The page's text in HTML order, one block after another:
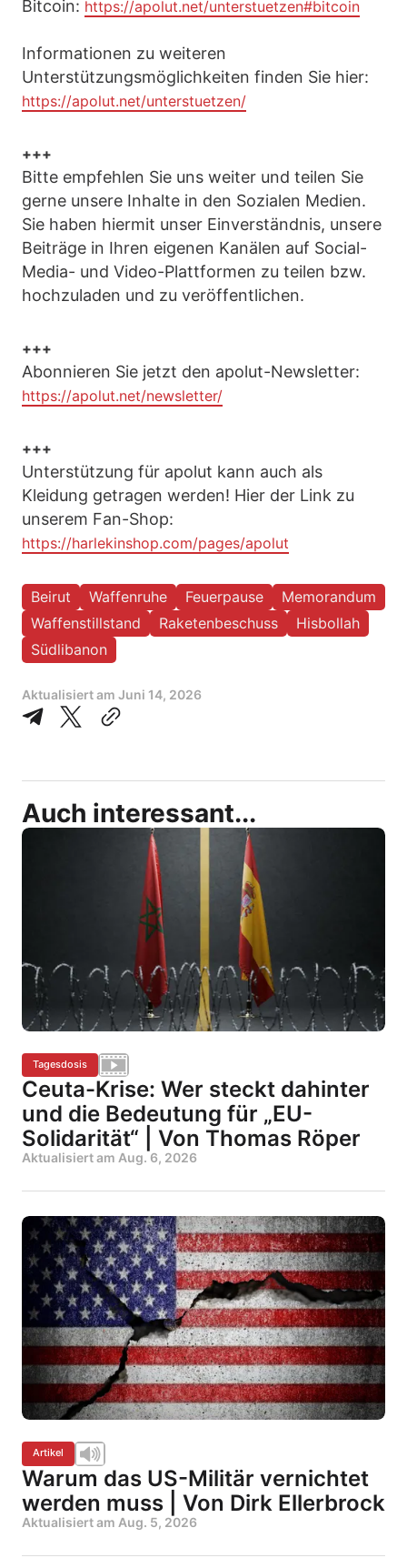
Bitcoin: https://apolut.net/unterstuetzen#bitcoin
Informationen zu weiteren
Unterstützungsmöglichkeiten finden Sie hier:
https://apolut.net/unterstuetzen/
+++
Bitte empfehlen Sie uns weiter und teilen Sie
gerne unsere Inhalte in den Sozialen Medien.
Sie haben hiermit unser Einverständnis, unsere
Beiträge in Ihren eigenen Kanälen auf Social-
Media- und Video-Plattformen zu teilen bzw.
hochzuladen und zu veröffentlichen.
+++
Abonnieren Sie jetzt den apolut-Newsletter:
https://apolut.net/newsletter/
+++
Unterstützung für apolut kann auch als
Kleidung getragen werden! Hier der Link zu
unserem Fan-Shop:
https://harlekinshop.com/pages/apolut
Beirut Waffenruhe Feuerpause
Memorandum
Waffenstillstand
Raketenbeschuss
Hisbollah
Südlibanon
Aktualisiert am Juni 14, 2026
Auch interessant...
Tagesdosis
Ceuta-Krise: Wer steckt dahinter
und die Bedeutung für „EU-
Solidarität“ | Von Thomas Röper
Aktualisiert am Aug. 6, 2026
Artikel
Warum das US-Militär vernichtet
werden muss | Von Dirk Ellerbrock
Aktualisiert am Aug. 5, 2026